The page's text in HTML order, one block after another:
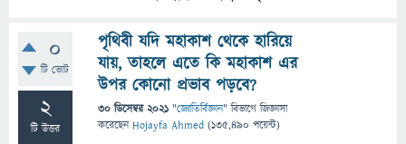
0
টি ভোট
2
টি উত্তর
পৃথিবী যদি মহাকাশ থেকে হারিয়ে
যায়, তাহলে এতে কি মহাকাশ এর
উপর কোনো প্রভাব পড়বে?
30 ডিসেম্বর 2021 "জ্যোতির্বিজ্ঞান" বিভাগে জিজ্ঞাসা
করেছেনHojayfa Ahmed (135,490 পয়েন্ট)